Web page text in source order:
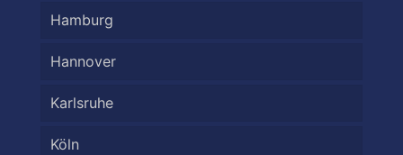
Hamburg
Hannover
Karlsruhe
Köln